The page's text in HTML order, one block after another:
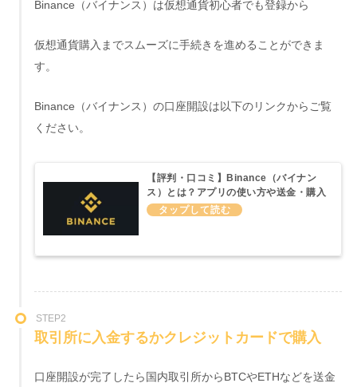
Binance（バイナンス）は仮想通貨初心者でも登録から
仮想通貨購入までスムーズに手続きを進めることができま
す。
Binance（バイナンス）の口座開設は以下のリンクからご覧
ください。
【評判・口コミ】Binance（バイナン
ス）とは？アプリの使い方や送金・購入
方法などわかりやすく説明してみた
STEP2
取引所に入金するかクレジットカードで購入
口座開設が完了したら国内取引所からBTCやETHなどを送金